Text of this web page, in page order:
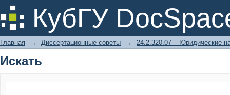
КубГУ
Искать
Главная → Диссертационные советы → 24.2.320.07 – Юридические
Искать